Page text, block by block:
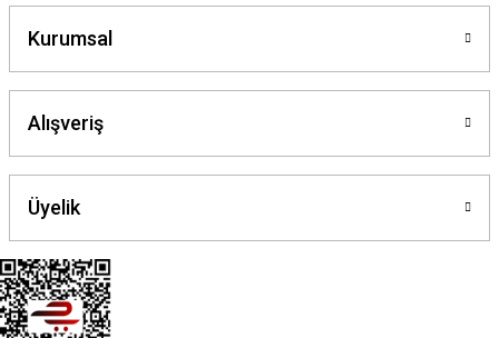
Kurumsal
Alışveriş
Üyelik